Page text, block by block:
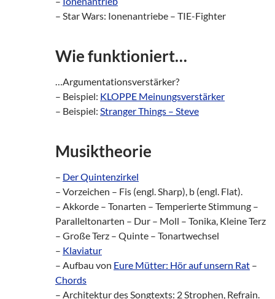
– Star Wars: Ionenantriebe – TIE-Fighter
Wie funktioniert…
…Argumentationsverstärker?
– Beispiel: KLOPPE Meinungsverstärker
– Beispiel: Stranger Things – Steve
Musiktheorie
– Der Quintenzirkel
– Vorzeichen – Fis (engl. Sharp), b (engl. Flat).
– Akkorde – Tonarten – Temperierte Stimmung –
Paralleltonarten – Dur – Moll – Tonika, Kleine Terz
– Große Terz – Quinte – Tonartwechsel
– Klaviatur
– Aufbau von Eure Mütter: Hör auf unsern Rat –
Chords
– Architektur des Songtexts: 2 Strophen, Refrain.